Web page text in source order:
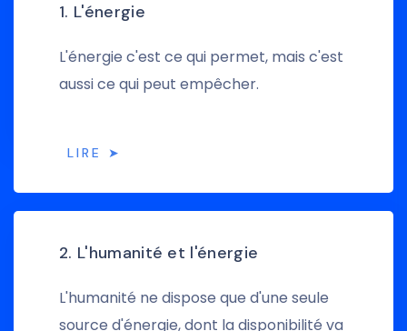
1. L'énergie
L'énergie c'est ce qui permet, mais c'est
aussi ce qui peut empêcher.
LIRE ➤
2. L'humanité et l'énergie
L'humanité ne dispose que d'une seule
source d'énergie, dont la disponibilité va